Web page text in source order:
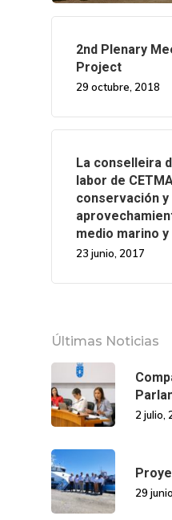
2nd Plenary
Project
29 octubre, 2018
La conselleira
labor de
conservación y
medio marino
23 junio, 2017
Últimas Noticias
2 julio,
29